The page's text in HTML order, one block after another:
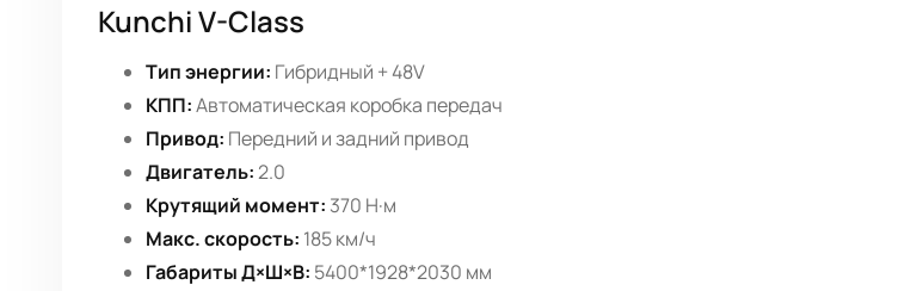
Kunchi V-Class
Тип энергии: Гибридный + 48V
КПП:Автоматическая коробка передач
Привод: Передний и задний привод
Двигатель:2.0
Крутящий момент: 370 Н·м
Макс. скорость: 185 км/ч
Габариты Д×Ш×В: 5400*1928*2030 мм